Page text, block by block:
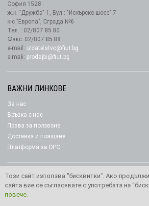
София 1528
ж.к. "Дружба" 1, Бул.: "Искърско шосе" 7
к-с "Европа", Сграда №6
Тел. : 02/807 85 80
Факс: 02/807 85 88
e-mail: izdatelstvo@fiut.bg
e-maii: prodajbi@fiut.bg
ВАЖНИ ЛИНКОВЕ
За нас
Връзка с нас
Права за ползване
Доставка и плащане
Платформа за ОРС
Този сайт използва "бисквитки". Ако
сайта вие се съгласявате с употребата на
повече.